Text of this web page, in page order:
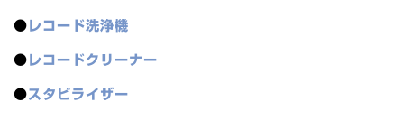
● レコード洗浄機
● レコードクリーナー
●スタビライザー